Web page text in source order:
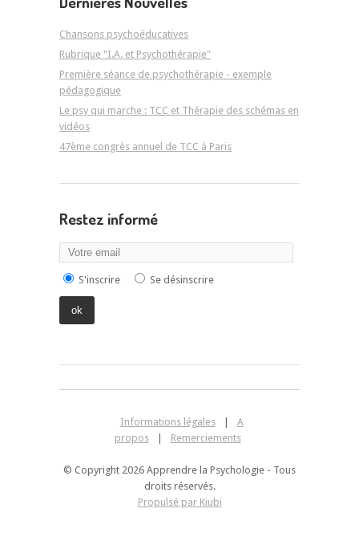
Chansons psychoéducatives
Rubrique "I.A. et Psychothérapie"
Première séance de psychothérapie - exemple
pédagogique
Le psy qui marche : TCC et Thérapie des schémas en
vidéos
47ème congrès annuel de TCC à Paris
Restez informé
S'inscrire Se désinscrire
Informations légales
A
propos
Remerciements
© Copyright 2026 Apprendre la Psychologie - Tous
droits réservés.
Propulsé par Kiubi